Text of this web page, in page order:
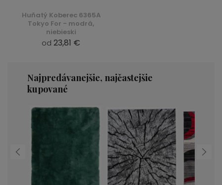
Huňatý Koberec 6365A
Tokyo For - modrá,
niebieski
od 23,81 €
Najpredávanejšie, najčastejšie
kupované